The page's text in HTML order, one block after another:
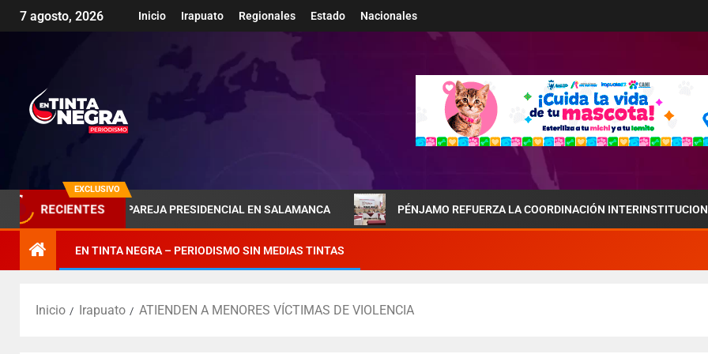
7 agosto, 2026 Inicio Irapuato Regionales Estado Nacionales
EXCLUSIVO
RECIENTES
DE LA PAREJA PRESIDENCIAL EN SALAMANCA PÉNJAMO REFUERZA LA COORDINACIÓN INTERINSTITUCIONAL POR LA
EN TINTA NEGRA – PERIODISMO SIN MEDIAS TINTAS
Inicio Irapuato ATIENDEN A MENORES VÍCTIMAS DE VIOLENCIA